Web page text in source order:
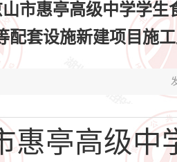
山市惠亭高级中学学
配套设施新建项目施
惠亭高级中